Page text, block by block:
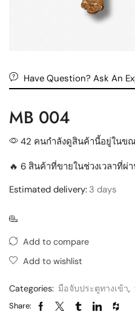
Have Question? Ask An
MB 004
42 คนกำลังดูสินค้านี้อยู่ในข
🔥 6 สินค้าที่ขายในช่วงเวลาที่ผ่
Estimated delivery: 3 days
Add to compare
Add to wishlist
Categories: มือจับประตูทางเข้า,
Share: